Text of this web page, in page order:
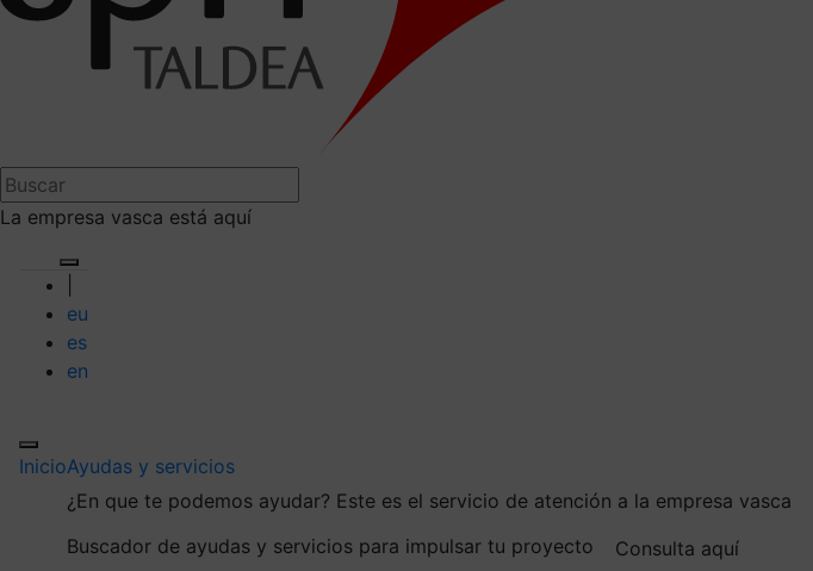
La empresa vasca está aquí
eu
es
en
InicioAyudas y servicios
¿En que te podemos ayudar? Este es el servicio de atención a la empresa vasca
Buscador de ayudas y servicios para impulsar tu proyecto
Consulta aquí